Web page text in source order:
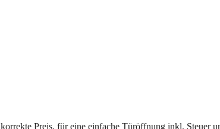
Preis, für eine einfache Türöffnung inkl. Steuer